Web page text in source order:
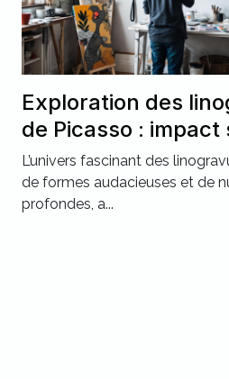
Exploration des
de Picasso : impact
moderne ?
L’univers fascinant des
de formes audacieuses et de
profondes, a...